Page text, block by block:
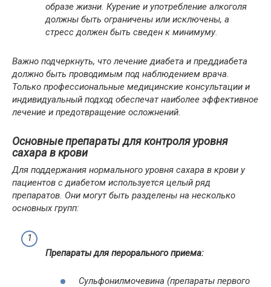
образе жизни. Курение и употребление алкоголя
должны быть ограничены или исключены, а
стресс должен быть сведен к минимуму.
Важно подчеркнуть, что лечение диабета и преддиабета
должно быть проводимым под наблюдением врача.
Только профессиональные медицинские консультации и
индивидуальный подход обеспечат наиболее эффективное
лечение и предотвращение осложнений.
Основные препараты для контроля уровня
сахара в крови
Для поддержания нормального уровня сахара в крови у
пациентов с диабетом используется целый ряд
препаратов. Они могут быть разделены на несколько
основных групп:
Препараты для перорального приема:
Сульфонилмочевина (препараты первого